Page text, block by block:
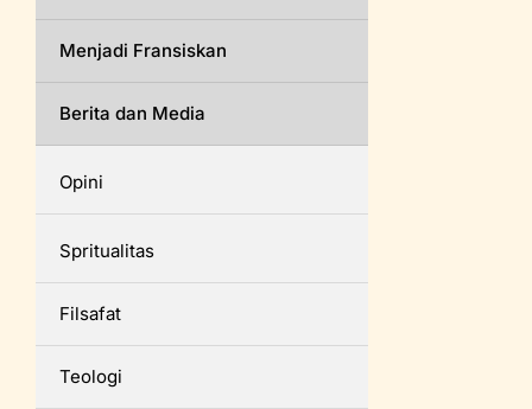
Menjadi Fransiskan
Berita dan Media
Opini
Spritualitas
Filsafat
Teologi